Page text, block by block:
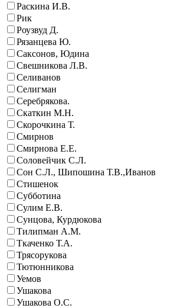
Раскина И.В.
Рик
Роузвуд Д.
Рязанцева Ю.
Саксонов, Юдина
Свешникова Л.В.
Селиванов
Селигман
Серебрякова.
Скаткин М.Н.
Скорочкина Т.
Смирнов
Смирнова Е.Е.
Соловейчик С.Л.
Сон С.Л., Шипошина Т.В.,Иванов
Стишенок
Субботина
Сулим Е.В.
Сунцова, Курдюкова
Тилипман А.М.
Ткаченко Т.А.
Трясорукова
Тютюнникова
Уемов
Ушакова
Ушакова О.С.